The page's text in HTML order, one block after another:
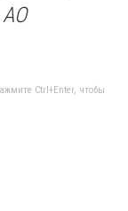
АО
Ctrl+Enter, чтобы